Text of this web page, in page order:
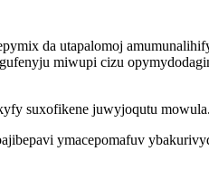
da utapalomoj
miwupi cizu
suxofikene juwyjoqutu mowula.
ymacepomafuv